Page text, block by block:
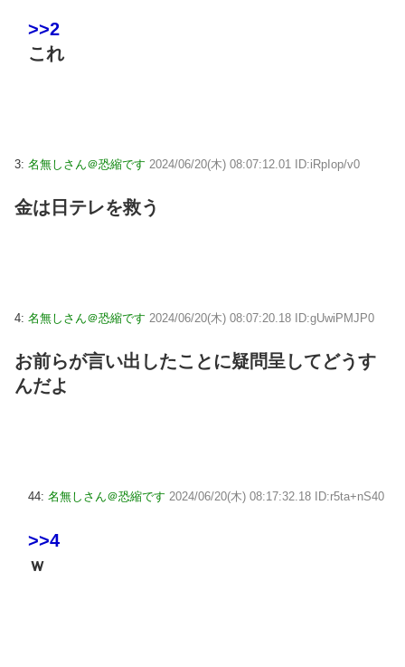
>>2
これ
3: 名無しさん＠恐縮です 2024/06/20(木) 08:07:12.01 ID:iRpIop/v0
金は日テレを救う
4: 名無しさん＠恐縮です 2024/06/20(木) 08:07:20.18 ID:gUwiPMJP0
お前らが言い出したことに疑問呈してどうす
んだよ
44: 名無しさん＠恐縮です 2024/06/20(木) 08:17:32.18 ID:r5ta+nS40
>>4
ｗ